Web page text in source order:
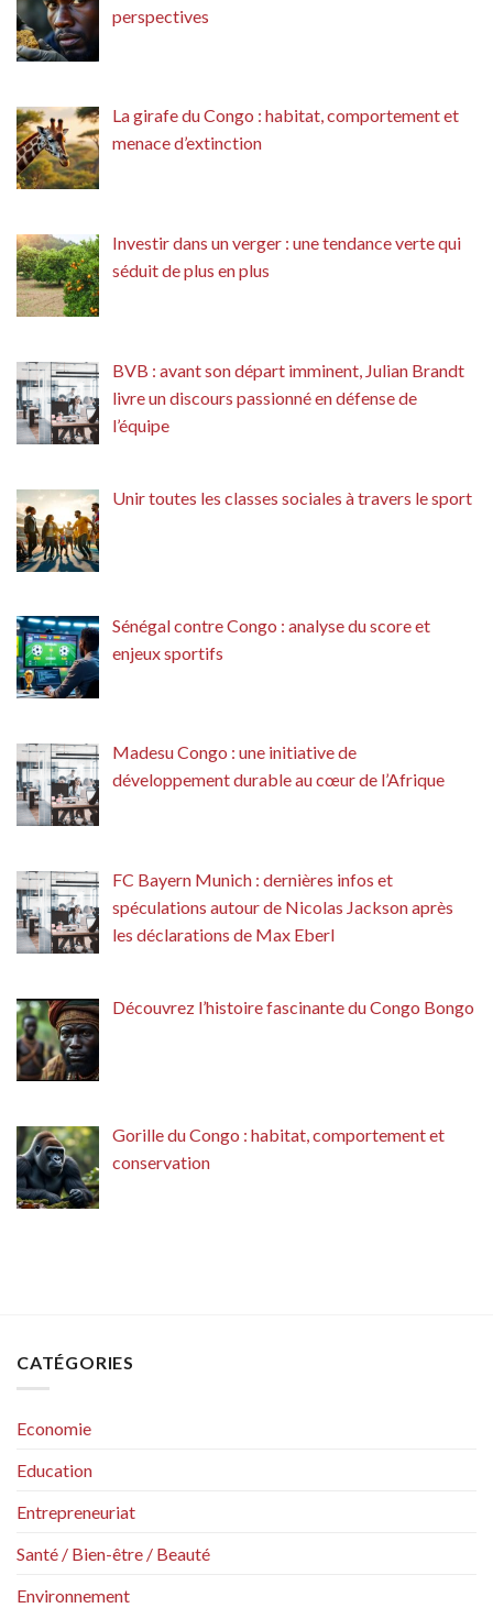
perspectives
La girafe du Congo : habitat, comportement et
menace d’extinction
Investir dans un verger : une tendance verte qui
séduit de plus en plus
BVB : avant son départ imminent, Julian Brandt
livre un discours passionné en défense de
l’équipe
Unir toutes les classes sociales à travers le sport
Sénégal contre Congo : analyse du score et
enjeux sportifs
Madesu Congo : une initiative de
développement durable au cœur de l’Afrique
FC Bayern Munich : dernières infos et
spéculations autour de Nicolas Jackson après
les déclarations de Max Eberl
Découvrez l’histoire fascinante du Congo Bongo
Gorille du Congo : habitat, comportement et
conservation
CATÉGORIES
Economie
Education
Entrepreneuriat
Santé / Bien-être / Beauté
Environnement